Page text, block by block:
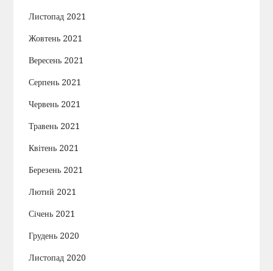
Листопад 2021
Жовтень 2021
Вересень 2021
Серпень 2021
Червень 2021
Травень 2021
Квітень 2021
Березень 2021
Лютий 2021
Січень 2021
Грудень 2020
Листопад 2020